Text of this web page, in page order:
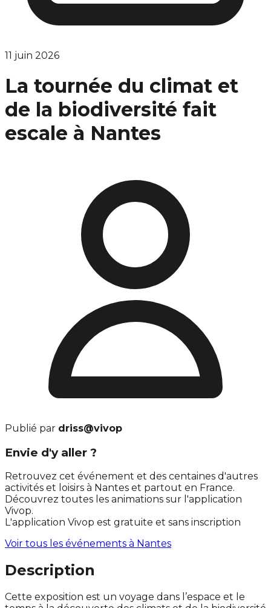
11 juin 2026
La tournée du climat et
de la biodiversité fait
escale à Nantes
Publié par driss@vivop
Envie d'y aller ?
Retrouvez cet événement et des centaines d'autres
activités et loisirs à Nantes et partout en France.
Découvrez toutes les animations sur l'application
Vivop.
L'application Vivop est gratuite et sans inscription
Voir tous les événements à Nantes
Description
Cette exposition est un voyage dans l’espace et le